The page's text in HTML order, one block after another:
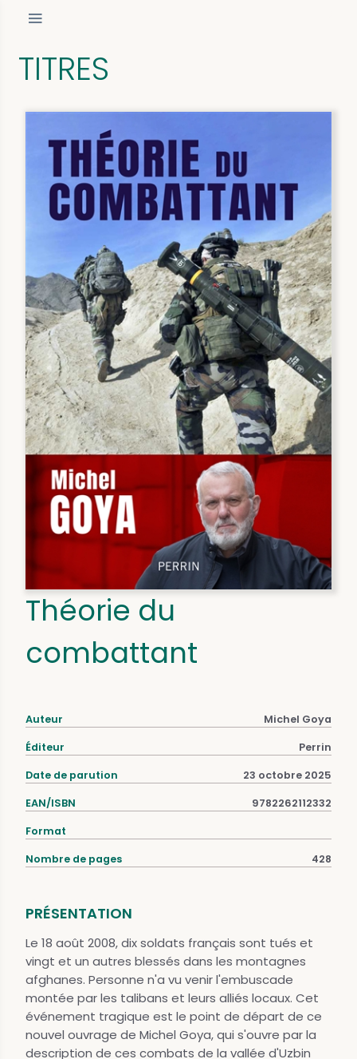
TITRES
Théorie du
combattant
Auteur Michel Goya
Éditeur Perrin
Date de parution 23 octobre 2025
EAN/ISBN 9782262112332
Format
Nombre de pages 428
PRÉSENTATION
Le 18 août 2008, dix soldats français sont tués et
vingt et un autres blessés dans les montagnes
afghanes. Personne n'a vu venir l'embuscade
montée par les talibans et leurs alliés locaux. Cet
événement tragique est le point de départ de ce
nouvel ouvrage de Michel Goya, qui s'ouvre par la
description de ces combats de la vallée d'Uzbin